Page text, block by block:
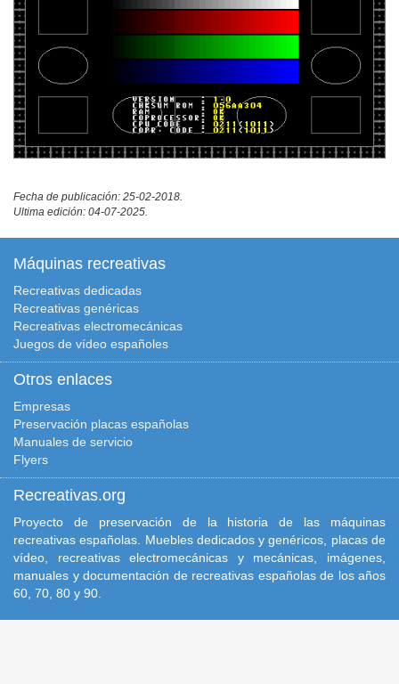
Fecha de publicación: 25-02-2018.
Ultima edición: 04-07-2025.
Máquinas recreativas
Recreativas dedicadas
Recreativas genéricas
Recreativas electromecánicas
Juegos de vídeo españoles
Otros enlaces
Empresas
Preservación placas españolas
Manuales de servicio
Flyers
Recreativas.org
Proyecto de preservación de la historia de las máquinas
recreativas españolas. Muebles dedicados y genéricos, placas de
vídeo, recreativas electromecánicas y mecánicas, imágenes,
manuales y documentación de recreativas españolas de los años
60, 70, 80 y 90.